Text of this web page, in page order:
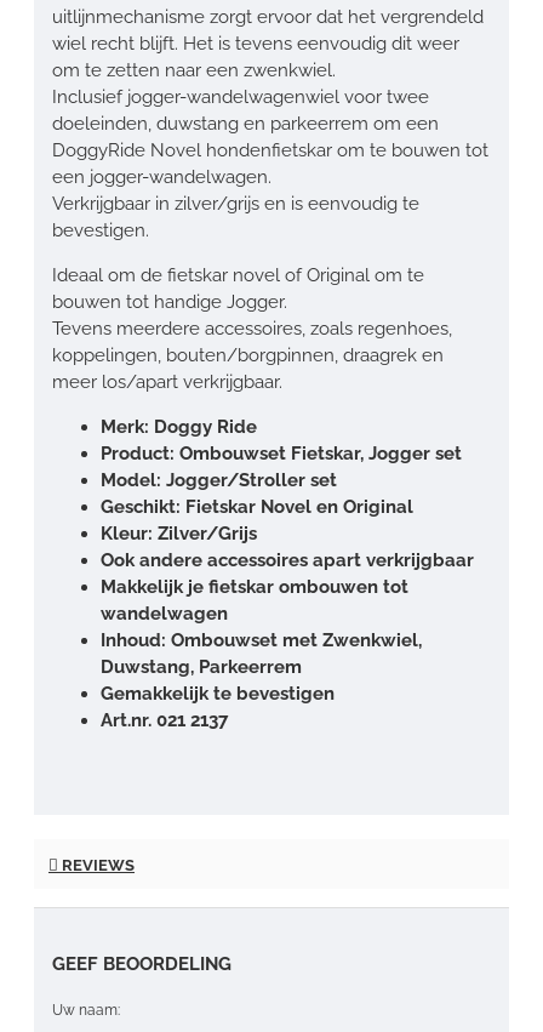
uitlijnmechanisme zorgt ervoor dat het vergrendeld
wiel recht blijft. Het is tevens eenvoudig dit weer
om te zetten naar een zwenkwiel.
Inclusief jogger-wandelwagenwiel voor twee
doeleinden, duwstang en parkeerrem om een ​​
DoggyRide Novel hondenfietskar om te bouwen tot
een jogger-wandelwagen.
Verkrijgbaar in zilver/grijs en is eenvoudig te
bevestigen.
Ideaal om de fietskar novel of Original om te
bouwen tot handige Jogger.
Tevens meerdere accessoires, zoals regenhoes,
koppelingen, bouten/borgpinnen, draagrek en
meer los/apart verkrijgbaar.
Merk: Doggy Ride
Product: Ombouwset Fietskar, Jogger set
Model: Jogger/Stroller set
Geschikt: Fietskar Novel en Original
Kleur: Zilver/Grijs
Ook andere accessoires apart verkrijgbaar
Makkelijk je fietskar ombouwen tot
wandelwagen
Inhoud: Ombouwset met Zwenkwiel,
Duwstang, Parkeerrem
Gemakkelijk te bevestigen
Art.nr. 021 2137
REVIEWS
GEEF BEOORDELING
Uw naam: